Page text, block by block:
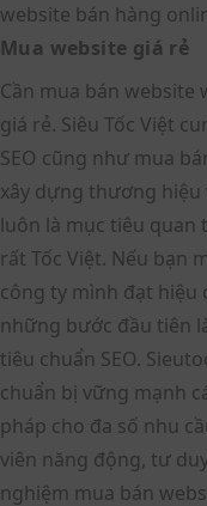
website bán hàng
Mua website giá rẻ
Cần mua bán website
giá rẻ. Siêu Tốc Việt
SEO cũng như mua
xây dựng thương
luôn là mục tiêu quan
rất Tốc Việt. Nếu bạn
công ty mình đạt hiệu
những bước đầu tiên
tiêu chuẩn SEO.
chuẩn bị vững mạnh
pháp cho đa số nhu
viên năng động, tư
nghiệm mua bán